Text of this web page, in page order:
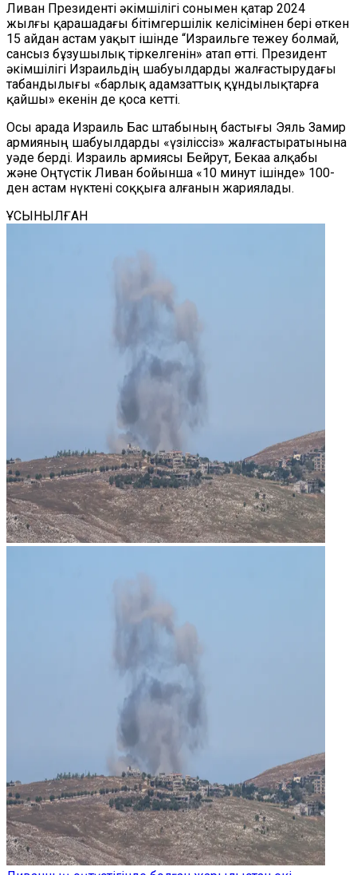
Ливан Президенті әкімшілігі сонымен қатар 2024
жылғы қарашадағы бітімгершілік келісімінен бері өткен
15 айдан астам уақыт ішінде “Израильге тежеу болмай,
сансыз бұзушылық тіркелгенін» атап өтті. Президент
әкімшілігі Израильдің шабуылдарды жалғастырудағы
табандылығы «барлық адамзаттық құндылықтарға
қайшы» екенін де қоса кетті.
Осы арада Израиль Бас штабының бастығы Эяль Замир
армияның шабуылдарды «үзіліссіз» жалғастыратынына
уәде берді. Израиль армиясы Бейрут, Бекаа алқабы
және Оңтүстік Ливан бойынша «10 минут ішінде» 100-
ден астам нүктені соққыға алғанын жариялады.
ҰСЫНЫЛҒАН